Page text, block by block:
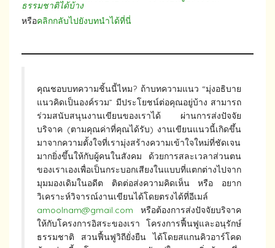
ธรรมชาติได้บ้าง
หรือคลิกกลับไปยังบทนำได้ที่นี่
คุณชอบบทความชิ้นนี้ไหม? ถ้าบทความแนว “มุ่งอธิบาย
แนวคิดเป็นองค์รวม” มีประโยชน์ต่อคุณอยู่บ้าง สามารถ
ร่วมสนับสนุนงานเขียนของเราได้ ผ่านการส่งปัจจัย
บริจาค (ตามคุณค่าที่คุณได้รับ) งานเขียนแนวนี้เกิดขึ้น
มาจากความตั้งใจที่เรามุ่งสร้างความเข้าใจใหม่ที่ชัดเจน
มากยิ่งขึ้นให้กับผู้คนในสังคม ด้วยการสละเวลาส่วนตน
ของเราเองเพื่อเป็นกระบอกเสียงในแบบที่แตกต่างไปจาก
มุมมองเดิมในอดีต ติดต่อส่งความคิดเห็น หรือ อยาก
วิเคราะห์วิจารณ์งานเขียนได้โดยตรงได้ที่อีเมล์
amoolnam@gmail.com หรือต้องการส่งปัจจัยบริจาค
ให้กับโครงการอิสระของเรา โครงการฟื้นฟูและอนุรักษ์
ธรรมชาติ สวนฟื้นฟูวิถียั่งยืน ได้โดยสแกนคิวอาร์โคด